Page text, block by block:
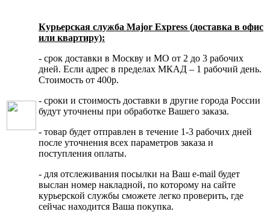
Курьерская служба Major Express (доставка в офис
или квартиру):
- срок доставки в Москву и МО от 2 до 3 рабочих
дней. Если адрес в пределах МКАД – 1 рабочий день.
Стоимость от 400р.
- сроки и стоимость доставки в другие города России
будут уточнены при обработке Вашего заказа.
- товар будет отправлен в течение 1-3 рабочих дней
после уточнения всех параметров заказа и
поступления оплаты.
- для отслеживания посылки на Ваш e-mail будет
выслан номер накладной, по которому на сайте
курьерской службы сможете легко проверить, где
сейчас находится Ваша покупка.